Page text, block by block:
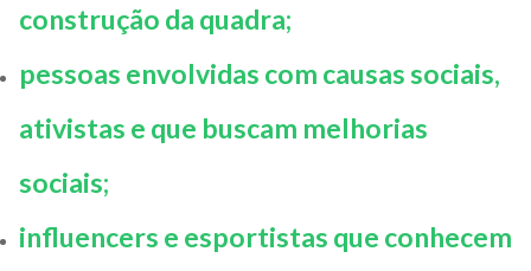
construção da quadra;
pessoas envolvidas com causas sociais,
ativistas e que buscam melhorias
sociais;
influencers e esportistas que conhecem